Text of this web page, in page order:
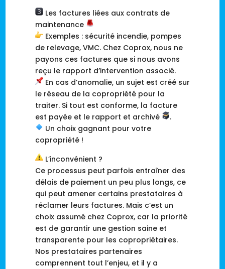
Les factures liées aux contrats de
maintenance
Exemples : sécurité incendie, pompes
de relevage, VMC. Chez Coprox, nous ne
payons ces factures que si nous avons
reçu le rapport d’intervention associé.
En cas d’anomalie, un sujet est créé sur
le réseau de la copropriété pour la
traiter. Si tout est conforme, la facture
est payée et le rapport et archivé
.
Un choix gagnant pour votre
copropriété !
L’inconvénient ?
Ce processus peut parfois entraîner des
délais de paiement un peu plus longs, ce
qui peut amener certains prestataires à
réclamer leurs factures. Mais c’est un
choix assumé chez Coprox, car la priorité
est de garantir une gestion saine et
transparente pour les copropriétaires.
Nos prestataires partenaires
comprennent tout l’enjeu, et il y a